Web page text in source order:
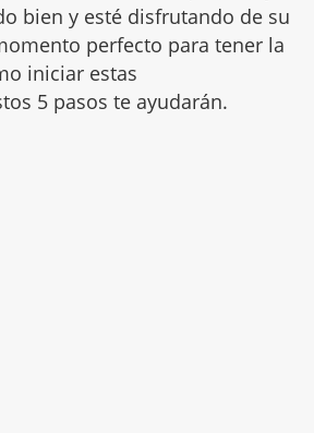
bien y esté disfrutando de su
perfecto para tener la
iniciar estas
5 pasos te ayudarán.